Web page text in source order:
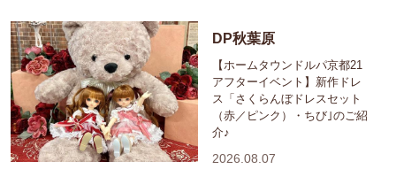
DP秋葉原
【ホームタウンドルパ京都21
アフターイベント】新作ドレ
ス「さくらんぼドレスセット
（赤／ピンク）・ちび｣のご紹
介♪
2026.08.07